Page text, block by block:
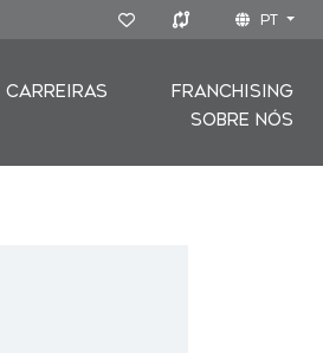
PT
CARREIRAS
FRANCHISING
SOBRE NÓS